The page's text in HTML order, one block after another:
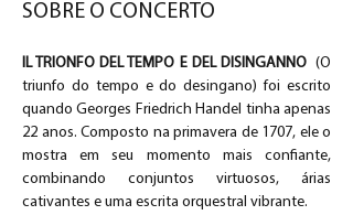
SOBRE O CONCERTO
IL TRIONFO DEL TEMPO E DEL DISINGANNO (O
triunfo do tempo e do desingano) foi escrito
quando Georges Friedrich Handel tinha apenas
22 anos. Composto na primavera de 1707, ele o
mostra em seu momento mais confiante,
combinando conjuntos virtuosos, árias
cativantes e uma escrita orquestral vibrante.